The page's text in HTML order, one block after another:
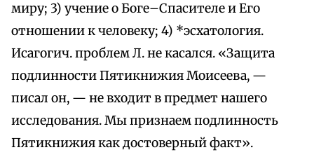
миру; 3) учение о Боге–Спасителе и Его
отношении к человеку; 4) *эсхатология.
Исагогич. проблем Л. не касался. «Защита
подлинности Пятикнижия Моисеева, —
писал он, — не входит в предмет нашего
исследования. Мы признаем подлинность
Пятикнижия как достоверный факт».